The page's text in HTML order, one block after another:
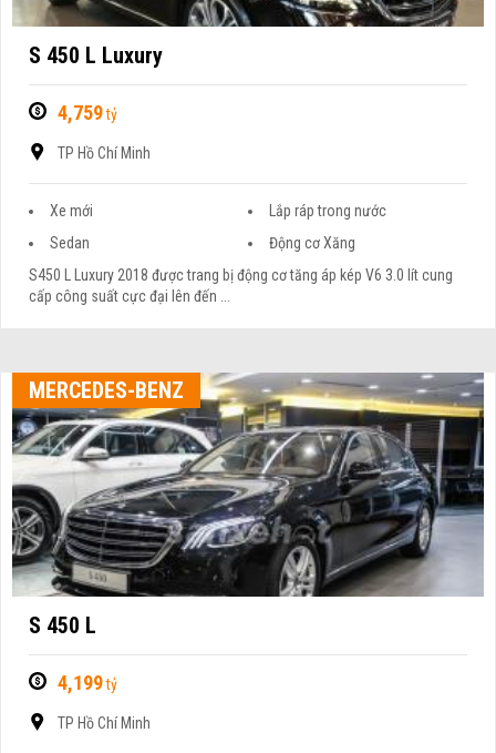
S 450 L Luxury
4,759tỷ
TP Hồ Chí Minh
Xe mới
Lắp ráp trong nước
Sedan
Động cơ Xăng
S450 L Luxury 2018 được trang bị động cơ tăng áp kép V6 3.0 lít cung
cấp công suất cực đại lên đến ...
MERCEDES-BENZ
S 450 L
4,199tỷ
TP Hồ Chí Minh